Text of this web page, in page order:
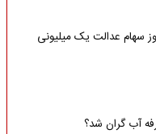
سهام عدالت یک میلیونی
آب گران شد؟